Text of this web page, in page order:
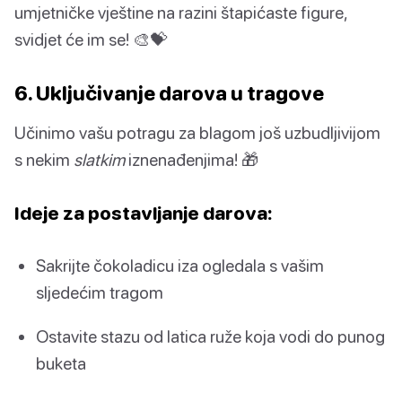
umjetničke vještine na razini štapićaste figure,
svidjet će im se! 🎨💝
6. Uključivanje darova u tragove
Učinimo vašu potragu za blagom još uzbudljivijom
s nekim slatkimiznenađenjima! 🎁
Ideje za postavljanje darova:
Sakrijte čokoladicu iza ogledala s vašim
sljedećim tragom
Ostavite stazu od latica ruže koja vodi do punog
buketa